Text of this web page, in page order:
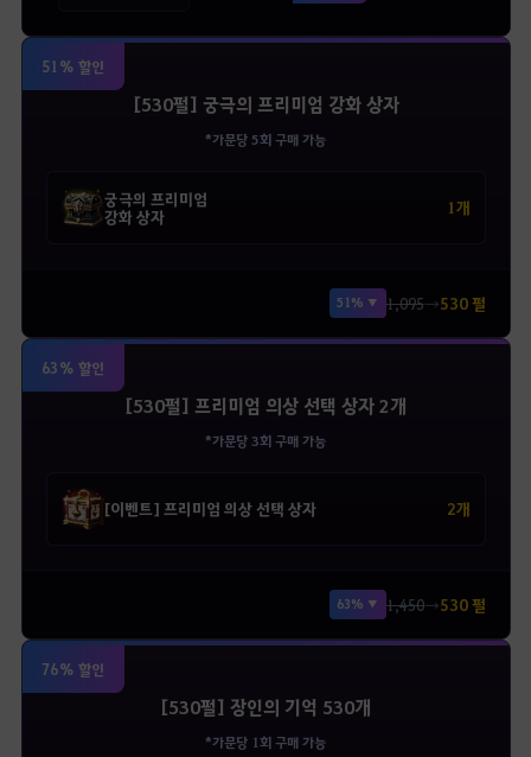
51% 할인
[530펄] 궁극의 프리미엄 강화 상자
*가문당 5회 구매 가능
궁극의 프리미엄
강화 상자
1개
51% ▼ 1,095→530 펄
63% 할인
[530펄] 프리미엄 의상 선택 상자 2개
*가문당 3회 구매 가능
[이벤트] 프리미엄 의상 선택 상자 2개
63% ▼ 1,450→530 펄
76% 할인
[530펄] 장인의 기억 530개
*가문당 1회 구매 가능